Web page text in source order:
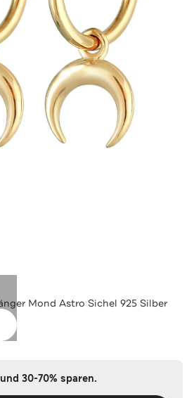
Mond Astro Sichel 925 Silber
30-70% sparen.